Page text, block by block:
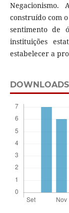
construído com
sentimento de
instituições
estabelecer a
DOWNLOADS